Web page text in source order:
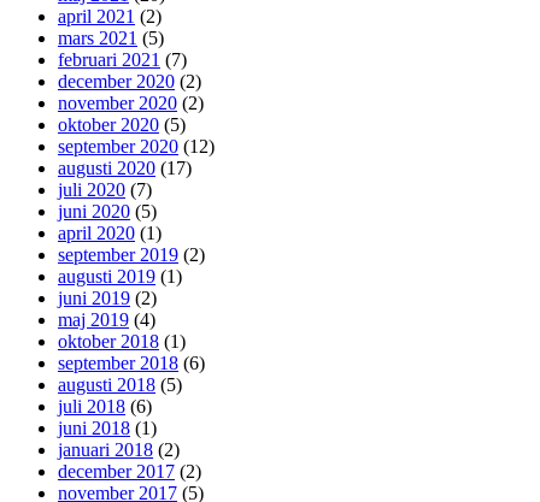
april 2021 (2)
mars 2021 (5)
februari 2021 (7)
december 2020 (2)
november 2020 (2)
oktober 2020 (5)
september 2020 (12)
augusti 2020 (17)
juli 2020 (7)
juni 2020 (5)
april 2020 (1)
september 2019 (2)
augusti 2019 (1)
juni 2019 (2)
maj 2019 (4)
oktober 2018 (1)
september 2018 (6)
augusti 2018 (5)
juli 2018 (6)
juni 2018 (1)
januari 2018 (2)
december 2017 (2)
november 2017 (5)